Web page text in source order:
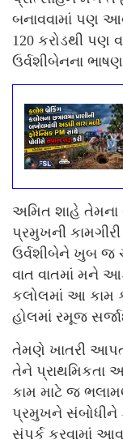
બનાવવામાં પણ
120 કરોડથી પણ
ઉર્વશીબેનના
અમિત શાહે તેમના
પ્રમુખની
ઉર્વશીબેને ખુબ જ
વાત વાતમાં મને
કલોલમાં આ કામ
હોલમાં રમૂજ
તેમણે ખાતરી
તેને પ્રાથમિકતા
કામ માટે જ
પ્રમુખને સંબોધીને
સંપર્ક કરવામાં